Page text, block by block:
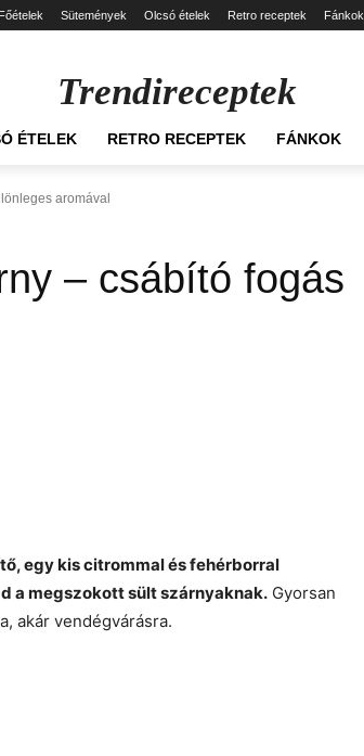
Főételek Sütemények Olcsó ételek Retro receptek Fánkok
Trendireceptek
ÉTELEK RETRO RECEPTEK FÁNKOK
aromával
– csábító fogás
egy kis citrommal és fehérborral
a megszokott sült szárnyaknak. Gyorsan
akár vendégvárásra.